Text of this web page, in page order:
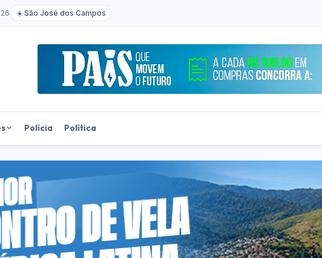
☀️ São José dos Campos
Polícia Política